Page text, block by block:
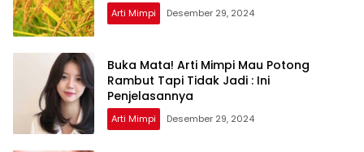
Arti Mimpi Desember 29, 2024
Buka Mata! Arti Mimpi Mau Potong
Rambut Tapi Tidak Jadi : Ini
Penjelasannya
Arti Mimpi Desember 29, 2024